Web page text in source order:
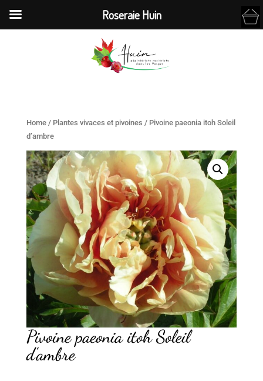
Home/ Plantes vivaces et pivoines / Pivoine paeonia itoh Soleil
d’ambre
Pivoine paeonia itoh Soleil
d’ambre
Roseraie Huin